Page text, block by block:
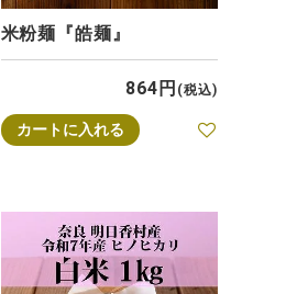
米粉麺『皓麺』
864 税込
カートに入れる